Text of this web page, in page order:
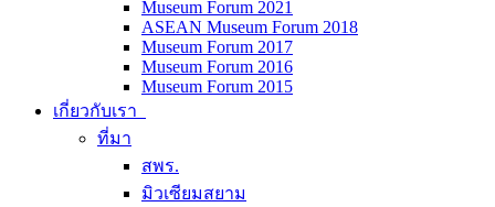
Museum Forum 2021
ASEAN Museum Forum 2018
Museum Forum 2017
Museum Forum 2016
Museum Forum 2015
เกี่ยวกับเรา
ที่มา
สพร.
มิวเซียมสยาม